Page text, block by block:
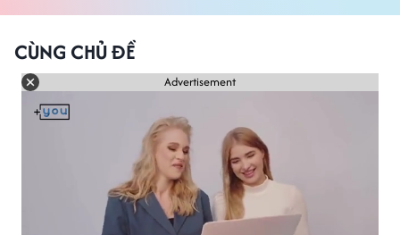
CÙNG CHỦ ĐỀ
Advertisement